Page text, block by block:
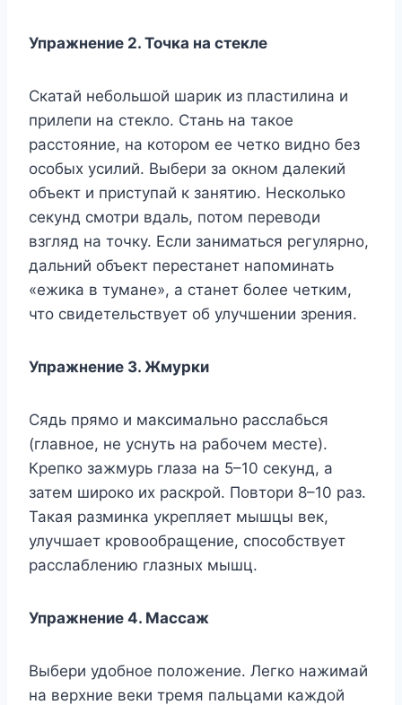
Упражнение 2. Точка на стекле
Скатай небольшой шарик из пластилина и
прилепи на стекло. Стань на такое
расстояние, на котором ее четко видно без
особых усилий. Выбери за окном далекий
объект и приступай к занятию. Несколько
секунд смотри вдаль, потом переводи
взгляд на точку. Если заниматься регулярно,
дальний объект перестанет напоминать
«ежика в тумане», а станет более четким,
что свидетельствует об улучшении зрения.
Упражнение 3. Жмурки
Сядь прямо и максимально расслабься
(главное, не уснуть на рабочем месте).
Крепко зажмурь глаза на 5–10 секунд, а
затем широко их раскрой. Повтори 8–10 раз.
Такая разминка укрепляет мышцы век,
улучшает кровообращение, способствует
расслаблению глазных мышц.
Упражнение 4. Массаж
Выбери удобное положение. Легко нажимай
на верхние веки тремя пальцами каждой